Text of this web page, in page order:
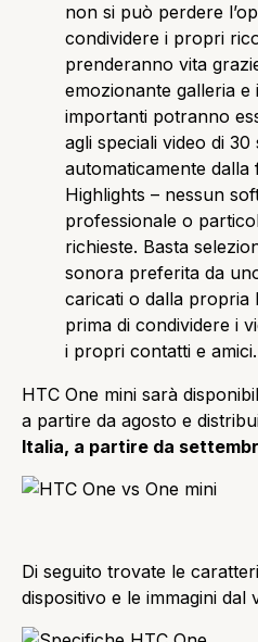
non si può perdere
condividere i propri
prenderanno vita
emozionante galleria e
importanti potranno
agli speciali video di
automaticamente dalla
Highlights – nessun
professionale o
richieste. Basta
sonora preferita da
caricati o dalla propria
prima di condividere i
i propri contatti e amici.
HTC One mini sarà
a partire da agosto e
Italia, a partire da
Di seguito trovate le
dispositivo e le immagini dal